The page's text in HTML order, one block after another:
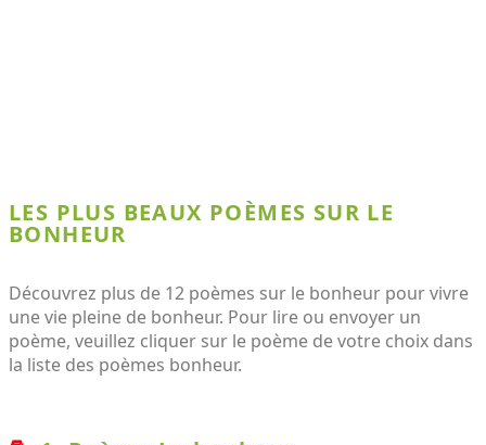
LES PLUS BEAUX POÈMES SUR LE
BONHEUR
Découvrez plus de 12 poèmes sur le bonheur pour vivre
une vie pleine de bonheur. Pour lire ou envoyer un
poème, veuillez cliquer sur le poème de votre choix dans
la liste des poèmes bonheur.